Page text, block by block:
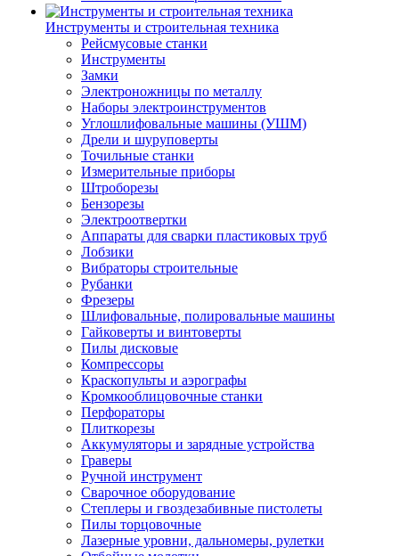
Инструменты и строительная техника
Рейсмусовые станки
Инструменты
Замки
Электроножницы по металлу
Наборы электроинструментов
Углошлифовальные машины (УШМ)
Дрели и шуруповерты
Точильные станки
Измерительные приборы
Штроборезы
Бензорезы
Электроотвертки
Аппараты для сварки пластиковых труб
Лобзики
Вибраторы строительные
Рубанки
Фрезеры
Шлифовальные, полировальные машины
Гайковерты и винтоверты
Пилы дисковые
Компрессоры
Краскопульты и аэрографы
Кромкооблицовочные станки
Перфораторы
Плиткорезы
Аккумуляторы и зарядные устройства
Граверы
Ручной инструмент
Сварочное оборудование
Степлеры и гвоздезабивные пистолеты
Пилы торцовочные
Лазерные уровни, дальномеры, рулетки